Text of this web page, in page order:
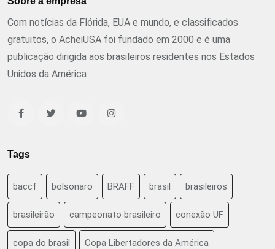
Com notícias da Flórida, EUA e mundo, e classificados
gratuitos, o AcheiUSA foi fundado em 2000 e é uma
publicação dirigida aos brasileiros residentes nos Estados
Unidos da América
Tags
baccf bolsonaro BRAFF brasil brasileiros
brasileirão campeonato brasileiro conexão UF
copa do brasil Copa Libertadores da América